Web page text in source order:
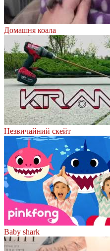
Домашня коала
Незвичайний скейт
Baby shark